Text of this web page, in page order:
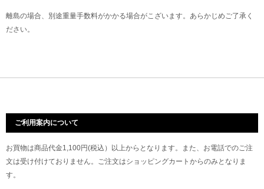
離島の場合、別途重量手数料がかかる場合がこざいます。あらかじめご了承く
ださい。
ご利用案内について
お買物は商品代金1,100円(税込）以上からとなります。また、お電話でのご注
文は受け付けておりません。ご注文はショッピングカートからのみとなりま
す。